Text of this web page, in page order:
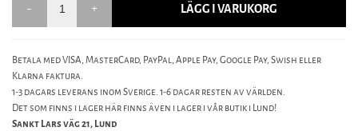
LÄGG I VARUKORG
Betala med VISA, MasterCard, PayPal, Apple Pay, Google Pay, Swish eller
Klarna faktura.
1-3 dagars leverans inom Sverige. 1-6 dagar resten av världen.
Det som finns i lager här finns även i lager i vår butik i Lund!
Sankt Lars väg 21, Lund